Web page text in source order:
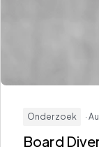
Onderzoek ·
Board